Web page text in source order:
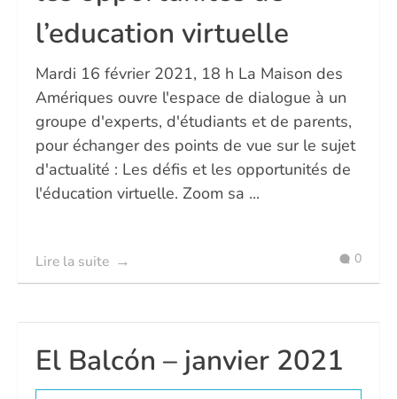
l’education virtuelle
Mardi 16 février 2021, 18 h La Maison des
Amériques ouvre l'espace de dialogue à un
groupe d'experts, d'étudiants et de parents,
pour échanger des points de vue sur le sujet
d'actualité : Les défis et les opportunités de
l'éducation virtuelle. Zoom sa ...
Lire la suite 0
El Balcón – janvier 2021